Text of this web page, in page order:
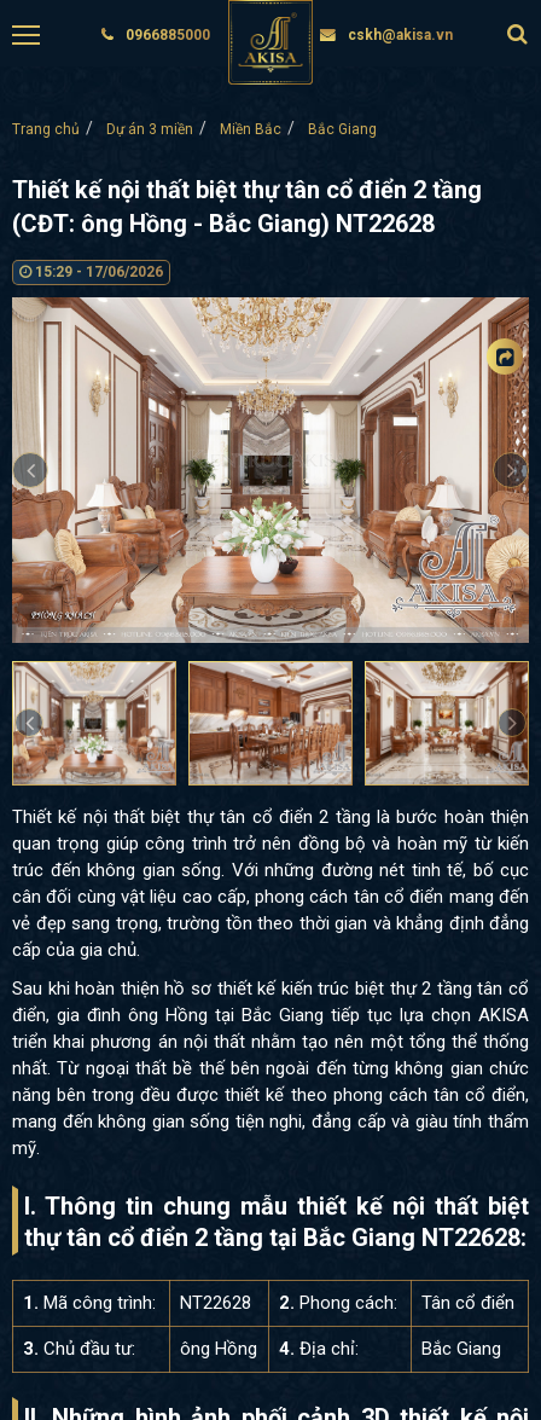
0966885000 cskh@akisa.vn
Trang chủ Dự án 3 miền Miền Bắc Bắc Giang
Thiết kế nội thất biệt thự tân cổ điển 2 tầng
(CĐT: ông Hồng - Bắc Giang) NT22628
15:29 - 17/06/2026
Thiết kế nội thất biệt thự tân cổ điển 2 tầng là bước hoàn thiện
quan trọng giúp công trình trở nên đồng bộ và hoàn mỹ từ kiến
trúc đến không gian sống. Với những đường nét tinh tế, bố cục
cân đối cùng vật liệu cao cấp, phong cách tân cổ điển mang đến
vẻ đẹp sang trọng, trường tồn theo thời gian và khẳng định đẳng
cấp của gia chủ.
Sau khi hoàn thiện hồ sơ thiết kế kiến trúc biệt thự 2 tầng tân cổ
điển, gia đình ông Hồng tại Bắc Giang tiếp tục lựa chọn AKISA
triển khai phương án nội thất nhằm tạo nên một tổng thể thống
nhất. Từ ngoại thất bề thế bên ngoài đến từng không gian chức
năng bên trong đều được thiết kế theo phong cách tân cổ điển,
mang đến không gian sống tiện nghi, đẳng cấp và giàu tính thẩm
mỹ.
I. Thông tin chung mẫu thiết kế nội thất biệt
thự tân cổ điển 2 tầng tại Bắc Giang NT22628:
1. Mã công trình: NT22628 2. Phong cách: Tân cổ điển
3. Chủ đầu tư: ông Hồng 4. Địa chỉ: Bắc Giang